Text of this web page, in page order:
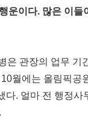
운이다. 많은 이들
은 관장의 업무 기
월에는 올림픽공
. 얼마 전 행정사